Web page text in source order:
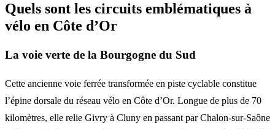
Quels sont les circuits emblématiques à
vélo en Côte d’Or
La voie verte de la Bourgogne du Sud
Cette ancienne voie ferrée transformée en piste cyclable constitue
l’épine dorsale du réseau vélo en Côte d’Or. Longue de plus de 70
kilomètres, elle relie Givry à Cluny en passant par Chalon-sur-Saône